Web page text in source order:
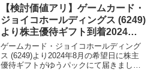
の老舗のお店です。百貨店内での...
【検討価値アリ】ゲームカード・
ジョイコホールディングス (6249)
より株主優待ギフト到着2024年8
月
ゲームカード・ジョイコホールディング
ス (6249)より2024年8月の希望日に株主
優待ギフトがゆうパックにて届きまし